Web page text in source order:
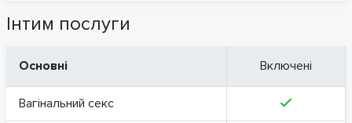
Інтим послуги
Основні Включені
Вагінальний секс